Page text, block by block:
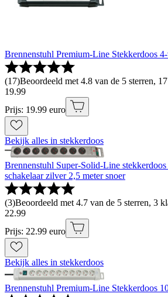
Brennenstuhl Premium-Line Stekkerdoos
(17)Beoordeeld met 4.8 van de 5 sterren,
19.99
Prijs: 19.99 euro
Bekijk alles in stekkerdoos
Brennenstuhl Super-Solid-Line
schakelaar zilver 2,5 meter snoer
(3)Beoordeeld met 4.7 van de 5 sterren, 3
22.99
Prijs: 22.99 euro
Bekijk alles in stekkerdoos
Brennenstuhl Premium-Line Stekkerdoos